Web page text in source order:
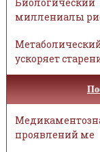
миллениалы
ускоряет
проявлений ме